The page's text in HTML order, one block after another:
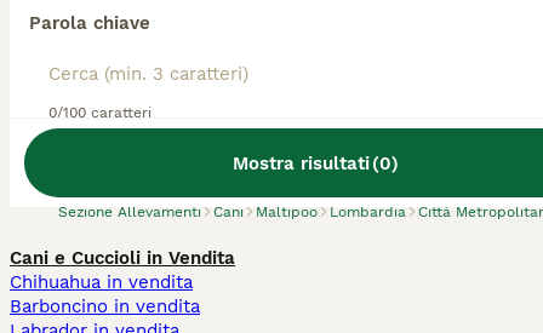
Parola chiave
0/100 caratteri
Mostra risultati(0)
Sezione Allevamenti Cani Maltipoo Lombardia Città
Cani e Cuccioli in Vendita
Chihuahua in vendita
Barboncino in vendita